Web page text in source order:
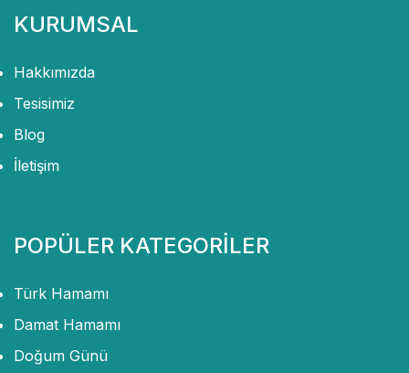
KURUMSAL
Hakkımızda
Tesisimiz
Blog
İletişim
POPÜLER KATEGORİLER
Türk Hamamı
Damat Hamamı
Doğum Günü